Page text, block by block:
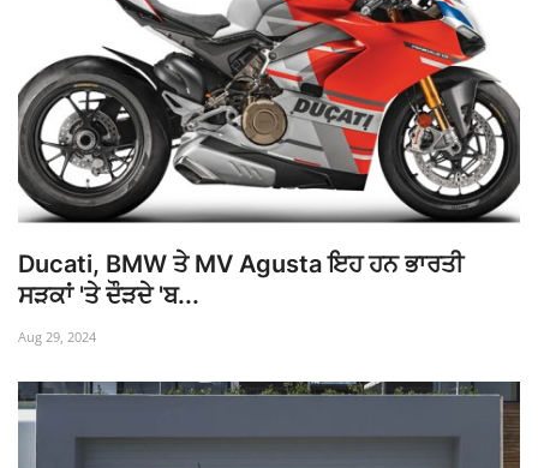
Ducati, BMW ਤੇ MV Agusta ਇਹ ਹਨ ਭਾਰਤੀ
ਸੜਕਾਂ 'ਤੇ ਦੌੜਦੇ 'ਬ...
Aug 29, 2024